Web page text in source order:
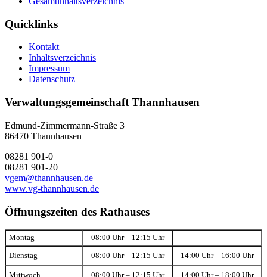
Quicklinks
Kontakt
Inhaltsverzeichnis
Impressum
Datenschutz
Verwaltungsgemeinschaft Thannhausen
Edmund-Zimmermann-Straße 3
86470 Thannhausen
08281 901-0
08281 901-20
vgem@thannhausen.de
www.vg-thannhausen.de
Öffnungszeiten des Rathauses
Montag 08:00 Uhr – 12:15 Uhr
Dienstag 08:00 Uhr – 12:15 Uhr 14:00 Uhr – 16:00 Uhr